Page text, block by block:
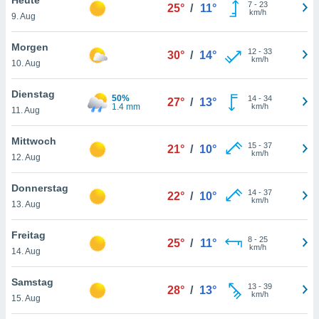
oder
Partner
es uns
das
der
Profil zu
Ihnen
finden
. Sie
jederzeit
Rand
9. Aug
25° / 11° 7- 23
km/h
Morgen
10. Aug
30° / 14° 12- 33
km/h
Dienstag
11. Aug
50%
1.4 mm
27° / 13° 14- 34
km/h
Mittwoch
12. Aug
21° / 10° 15- 37
km/h
Donnerstag
13. Aug
22° / 10° 14- 37
km/h
Freitag
14. Aug
25° / 11° 8- 25
km/h
Samstag
15. Aug
28° / 13° 13- 39
km/h